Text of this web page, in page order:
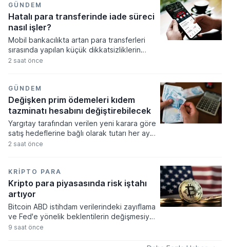
rehberlik etmek üzere dijital platformda
erişime açıldı.
GÜNDEM
Hatalı para transferinde iade süreci
nasıl işler?
Mobil bankacılıkta artan para transferleri
sırasında yapılan küçük dikkatsizliklerin
büyük mali kayıplara yol açabileceği
önce alıcı bilgilerinin ve hesap numarasının
titizlikle kontrol edilmesi, hatalı
gönderimlerin önüne geçmek için en temel
2 saat önce
GÜNDEM
Değişken prim ödemeleri kıdem
tazminatı hesabını değiştirebilecek
Yargıtay tarafından verilen yeni karara göre
satış hedeflerine bağlı olarak tutarı her ay
değişen prim ödemelerinin kıdem tazminatı
işçinin açtığı davada mahkeme, primlerin
miktarının sabit olmamasının veya sadece
belirli hedeflere ulaşıldığında ödenmesinin
giydirilmiş ücret hesaplamasını
etkilemeyeceğine hükmetti.
2 saat önce
KRIPTO PARA
Kripto para piyasasında risk iştahı
artıyor
Bitcoin ABD istihdam verilerindeki zayıflama
ve Fed'e yönelik beklentilerin değişmesiyle
haftayı yükselişle kapattı. Kripto para
9 saat önce